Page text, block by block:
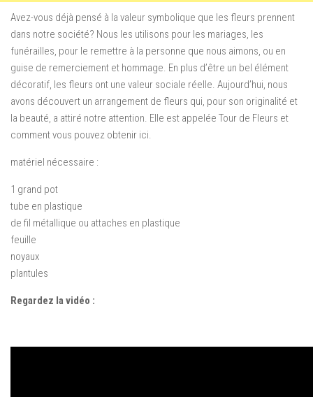
Avez-vous déjà pensé à la valeur symbolique que les fleurs prennent
dans notre société? Nous les utilisons pour les mariages, les
funérailles, pour le remettre à la personne que nous aimons, ou en
guise de remerciement et hommage. En plus d’être un bel élément
décoratif, les fleurs ont une valeur sociale réelle. Aujourd’hui, nous
avons découvert un arrangement de fleurs qui, pour son originalité et
la beauté, a attiré notre attention. Elle est appelée Tour de Fleurs et
commentvous pouvez obtenir ici.
matériel nécessaire :
1 grand pot
tube en plastique
de fil métallique ou attaches en plastique
feuille
noyaux
plantules
Regardez la vidéo :